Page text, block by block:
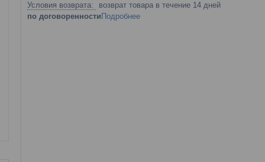
возврат товара в течение 14 дней
по договоренности Подробнее